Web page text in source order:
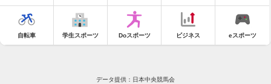
自転車 学生スポーツ Doスポーツ ビジネス eスポーツ
データ提供：日本中央競馬会